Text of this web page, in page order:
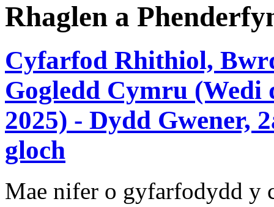
Rhaglen a
Cyfarfod Rhithiol,
Gogledd Cymru
2025) - Dydd Gwener,
gloch
Mae nifer o gyfarfodydd y